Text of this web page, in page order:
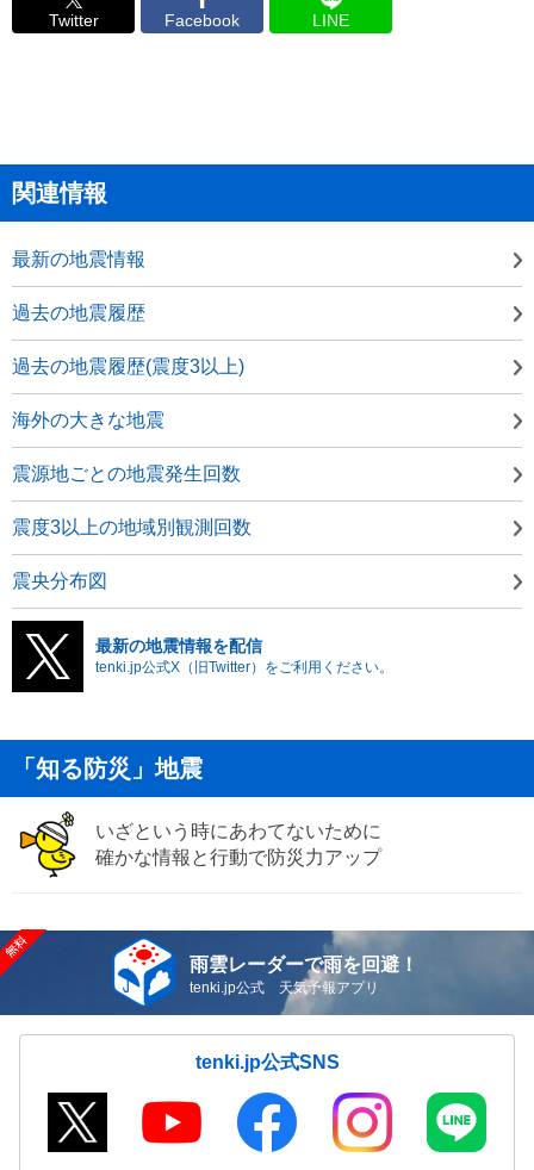
Twitter Facebook LINE
関連情報
最新の地震情報
過去の地震履歴
過去の地震履歴(震度3以上)
海外の大きな地震
震源地ごとの地震発生回数
震度3以上の地域別観測回数
震央分布図
最新の地震情報を配信
tenki.jp公式X（旧Twitter）をご利用ください。
「知る防災」地震
いざという時にあわてないために
確かな情報と行動で防災力アップ
雨雲レーダーで雨を回避！
tenki.jp公式 天気予報アプリ
tenki.jp公式SNS